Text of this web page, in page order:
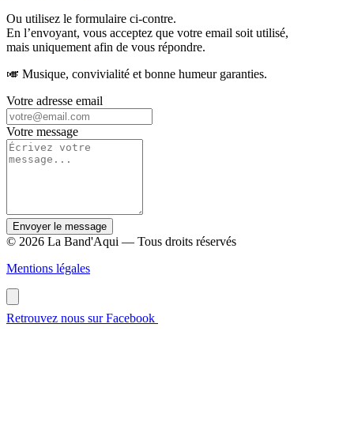
Ou utilisez le formulaire ci-contre.
En l’envoyant, vous acceptez que votre email soit utilisé,
mais uniquement afin de vous répondre.
🎺 Musique, convivialité et bonne humeur garanties.
Votre adresse email
Votre message
Envoyer le message
© 2026 La Band'Aqui — Tous droits réservés
Mentions légales
Retrouvez nous sur Facebook